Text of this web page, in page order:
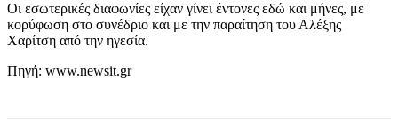
Οι εσωτερικές διαφωνίες είχαν γίνει έντονες εδώ και μήνες, με
κορύφωση στο συνέδριο και με την παραίτηση του Αλέξης
Χαρίτση από την ηγεσία.
Πηγή: www.newsit.gr